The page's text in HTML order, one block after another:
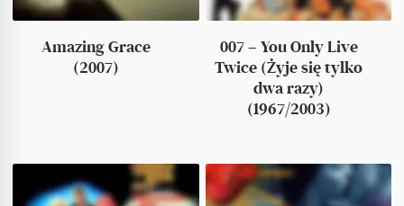
Amazing Grace
(2007)
007 – You Only Live
Twice (Żyje się tylko
dwa razy)
(1967/2003)